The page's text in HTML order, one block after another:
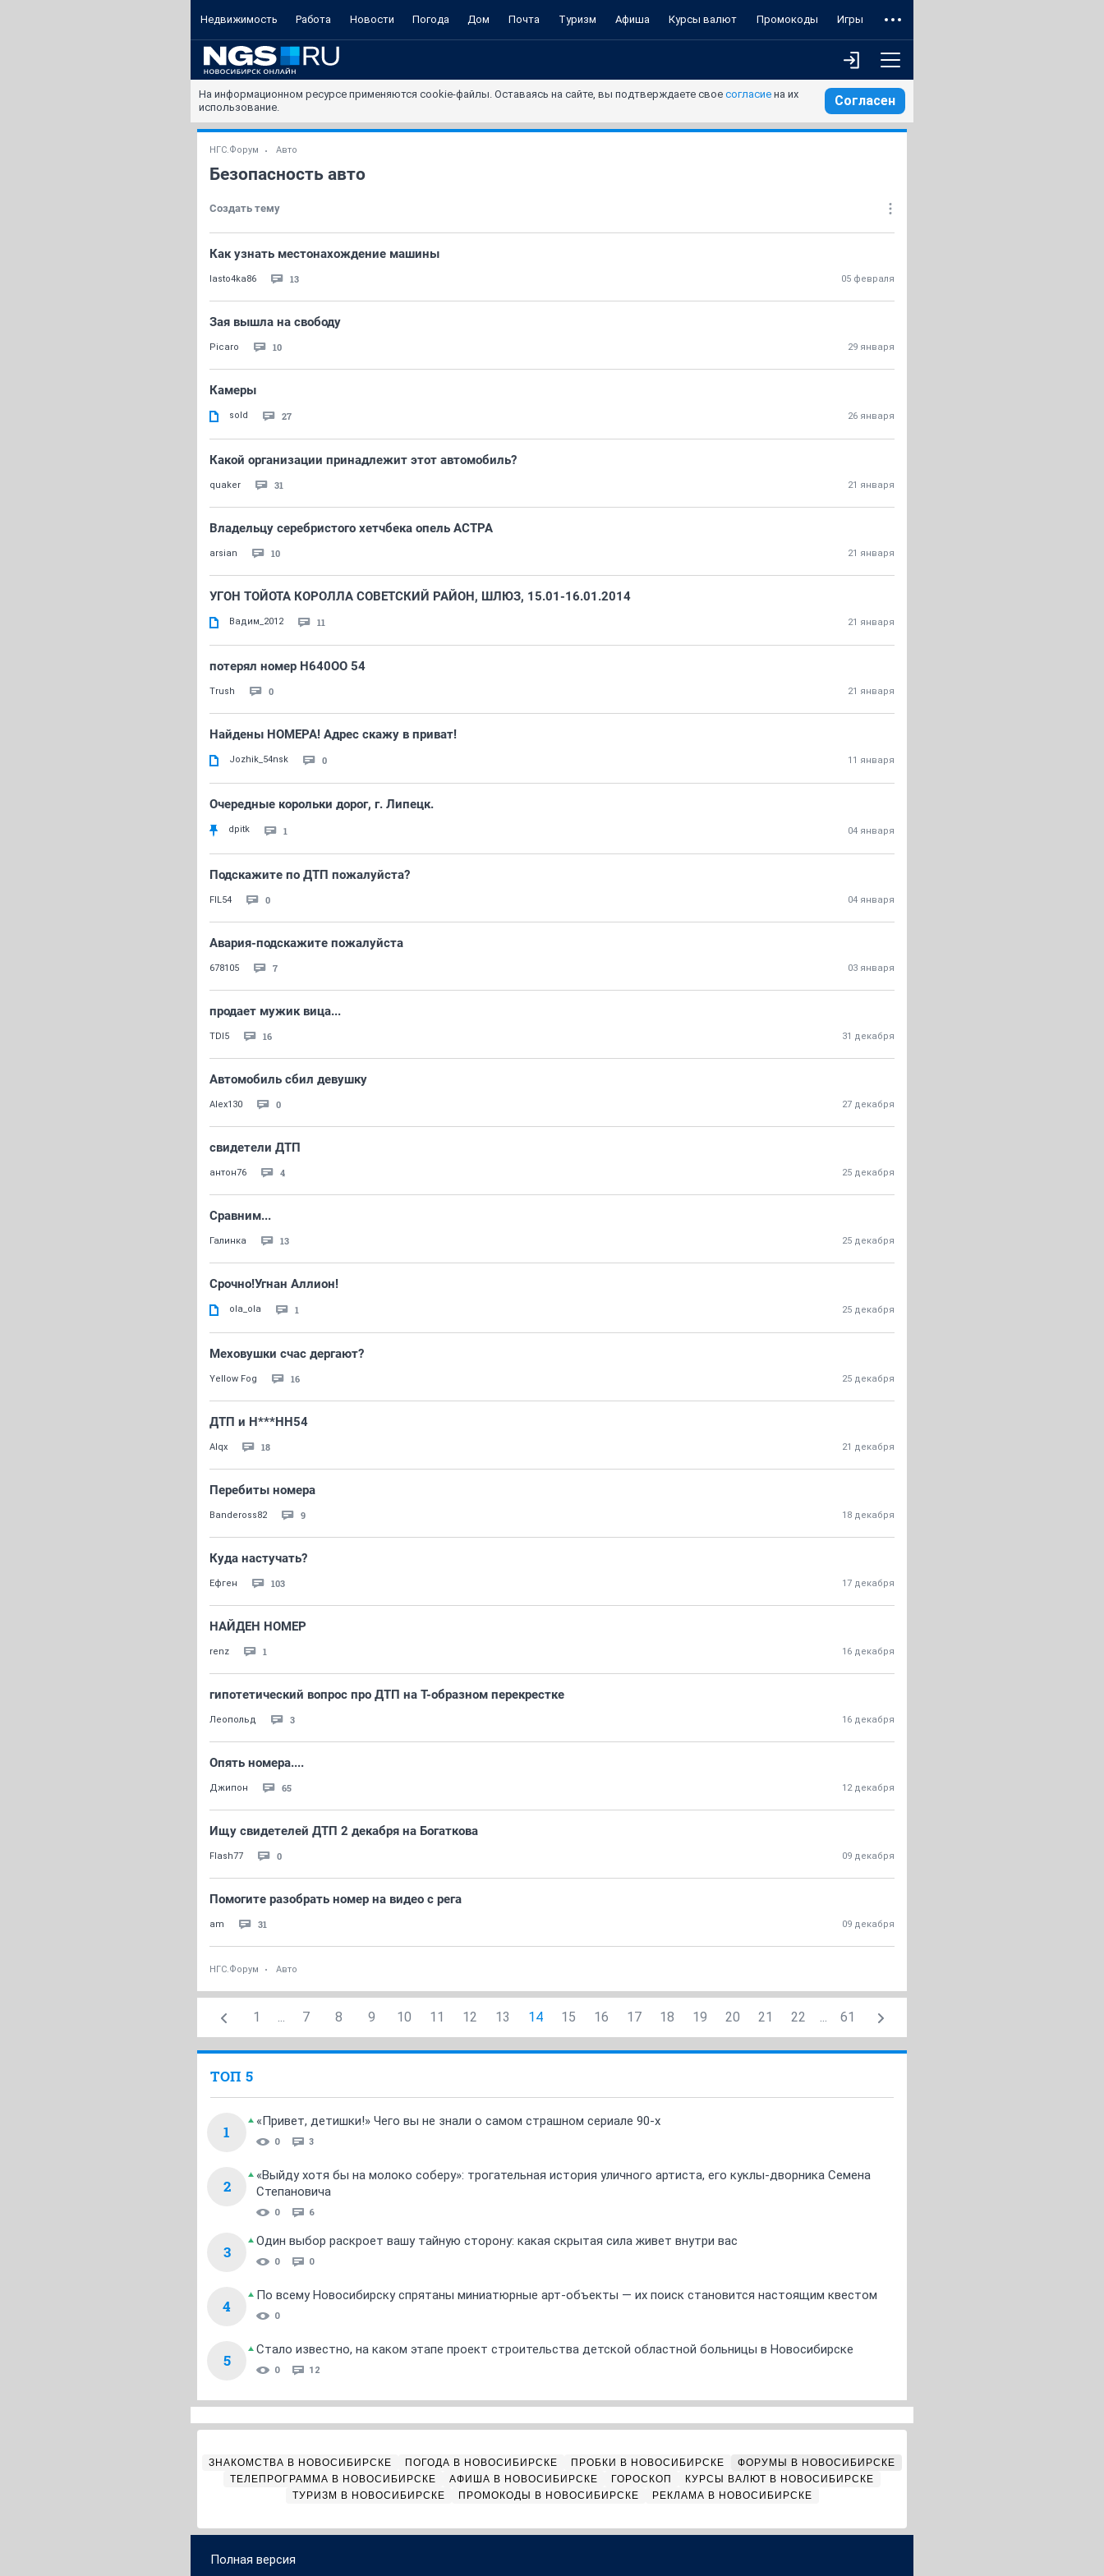
Недвижимость Работа Новости Погода Дом Почта Туризм Афиша Курсы валют Промокоды Игры
На информационном ресурсе применяются cookie-файлы. Оставаясь на сайте, вы подтверждаете свое согласие на их
использование.
Согласен
НГС.Форум Авто
Безопасность авто
Создать тему
Как узнать местонахождение машины
lasto4ka86 13 05 февраля
Зая вышла на свободу
Picaro 10 29 января
Камеры
sold 27 26 января
Какой организации принадлежит этот автомобиль?
quaker 31 21 января
Владельцу серебристого хетчбека опель АСТРА
arsian 10 21 января
УГОН ТОЙОТА КОРОЛЛА СОВЕТСКИЙ РАЙОН, ШЛЮЗ, 15.01-16.01.2014
Вадим_2012 11 21 января
потерял номер Н640ОО 54
Trush 0 21 января
Найдены НОМЕРА! Адрес скажу в приват!
Jozhik_54nsk 0 11 января
Очередные корольки дорог, г. Липецк.
dpitk 1 04 января
Подскажите по ДТП пожалуйста?
FIL54 0 04 января
Авария-подскажите пожалуйста
678105 7 03 января
продает мужик вица...
TDI5 16 31 декабря
Автомобиль сбил девушку
Alex130 0 27 декабря
свидетели ДТП
антон76 4 25 декабря
Сравним...
Галинка 13 25 декабря
Срочно!Угнан Аллион!
ola_ola 1 25 декабря
Меховушки счас дергают?
Yellow Fog 16 25 декабря
ДТП и Н***НН54
Alqx 18 21 декабря
Перебиты номера
Bandeross82 9 18 декабря
Куда настучать?
Ефген 103 17 декабря
НАЙДЕН НОМЕР
renz 1 16 декабря
гипотетический вопрос про ДТП на Т-образном перекрестке
Леопольд 3 16 декабря
Опять номера....
Джипон 65 12 декабря
Ищу свидетелей ДТП 2 декабря на Богаткова
Flash77 0 09 декабря
Помогите разобрать номер на видео с рега
am 31 09 декабря
НГС.Форум Авто
1 ... 7 8 9 10 11 12 13 14 15 16 17 18 19 20 21 22 ... 61
ТОП 5
1
«Привет, детишки!» Чего вы не знали о самом страшном сериале 90-х
0 3
2
«Выйду хотя бы на молоко соберу»: трогательная история уличного артиста, его куклы-дворника Семена
Степановича
0 6
3
Один выбор раскроет вашу тайную сторону: какая скрытая сила живет внутри вас
0 0
4
По всему Новосибирску спрятаны миниатюрные арт-объекты — их поиск становится настоящим квестом
0
5
Стало известно, на каком этапе проект строительства детской областной больницы в Новосибирске
0 12
ЗНАКОМСТВА В НОВОСИБИРСКЕ ПОГОДА В НОВОСИБИРСКЕ ПРОБКИ В НОВОСИБИРСКЕ
ФОРУМЫ В НОВОСИБИРСКЕ
ТЕЛЕПРОГРАММА В НОВОСИБИРСКЕ
АФИША В НОВОСИБИРСКЕ ГОРОСКОП
КУРСЫ ВАЛЮТ В НОВОСИБИРСКЕ
ТУРИЗМ В НОВОСИБИРСКЕ
ПРОМОКОДЫ В НОВОСИБИРСКЕ РЕКЛАМА В НОВОСИБИРСКЕ
Полная версия